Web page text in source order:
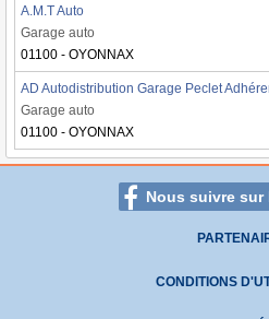
A.M.T Auto
Garage auto
01100 - OYONNAX
AD Autodistribution Garage Peclet
Garage auto
01100 - OYONNAX
Nous suivre sur
CONDITIONS